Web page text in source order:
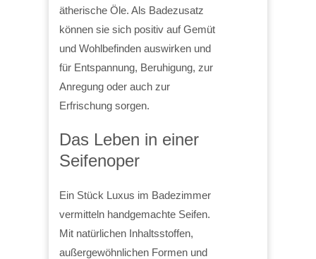
ätherische Öle. Als Badezusatz
können sie sich positiv auf Gemüt
und Wohlbefinden auswirken und
für Entspannung, Beruhigung, zur
Anregung oder auch zur
Erfrischung sorgen.
Das Leben in einer
Seifenoper
Ein Stück Luxus im Badezimmer
vermitteln handgemachte Seifen.
Mit natürlichen Inhaltsstoffen,
außergewöhnlichen Formen und